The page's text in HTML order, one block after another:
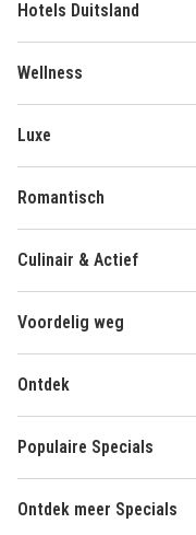
Hotels Duitsland
Wellness
Luxe
Romantisch
Culinair & Actief
Voordelig weg
Ontdek
Populaire Specials
Ontdek meer Specials